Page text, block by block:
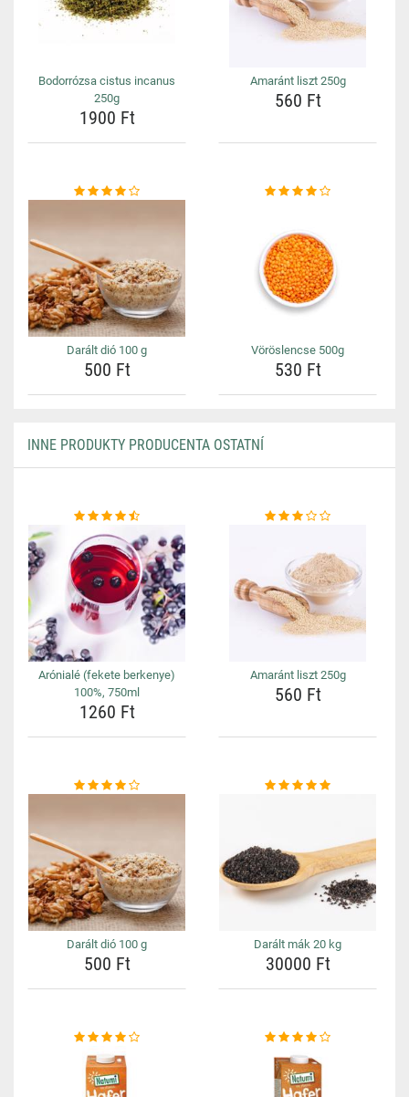
Bodorrózsa cistus incanus
250g
1900 Ft
Amaránt liszt 250g
560 Ft
Darált dió 100 g
500 Ft
Vöröslencse 500g
530 Ft
INNE PRODUKTY PRODUCENTA OSTATNÍ
Arónialé (fekete berkenye)
100%, 750ml
1260 Ft
Amaránt liszt 250g
560 Ft
Darált dió 100 g
500 Ft
Darált mák 20 kg
30000 Ft